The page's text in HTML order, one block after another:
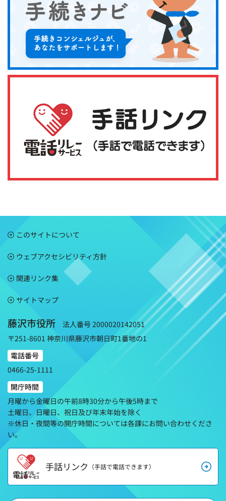
このサイトについて
ウェブアクセシビリティ方針
関連リンク集
サイトマップ
藤沢市役所
法人番号 2000020142051
〒251-8601 神奈川県藤沢市朝日町1番地の1
電話番号
0466-25-1111
開庁時間
月曜から金曜日の午前8時30分から午後5時まで
土曜日、日曜日、祝日及び年末年始を除く
※休日・夜間等の開庁時間については各課にお問い合わせくださ
い。
手話リンク （手話で電話できます）